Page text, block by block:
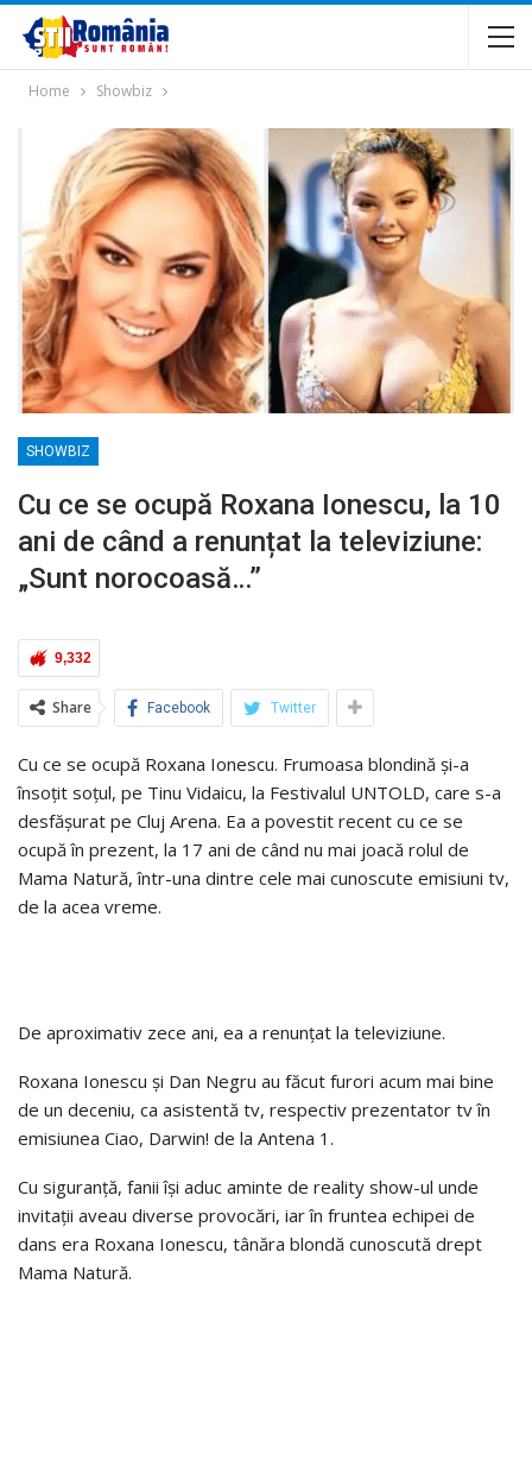
Home Showbiz
SHOWBIZ
Cu ce se ocupă Roxana Ionescu, la 10
ani de când a renunțat la televiziune:
„Sunt norocoasă…”
9,332
Share Facebook Twitter
Cu ce se ocupă Roxana Ionescu. Frumoasa blondină și-a
însoțit soțul, pe Tinu Vidaicu, la Festivalul UNTOLD, care s-a
desfășurat pe Cluj Arena. Ea a povestit recent cu ce se
ocupă în prezent, la 17 ani de când nu mai joacă rolul de
Mama Natură, într-una dintre cele mai cunoscute emisiuni tv,
de la acea vreme.
De aproximativ zece ani, ea a renunțat la televiziune.
Roxana Ionescu și Dan Negru au făcut furori acum mai bine
de un deceniu, ca asistentă tv, respectiv prezentator tv în
emisiunea Ciao, Darwin! de la Antena 1.
Cu siguranță, fanii își aduc aminte de reality show-ul unde
invitații aveau diverse provocări, iar în fruntea echipei de
dans era Roxana Ionescu, tânăra blondă cunoscută drept
Mama Natură.